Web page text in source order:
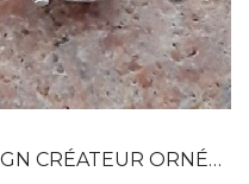
CRÉATEUR ORNÉES...